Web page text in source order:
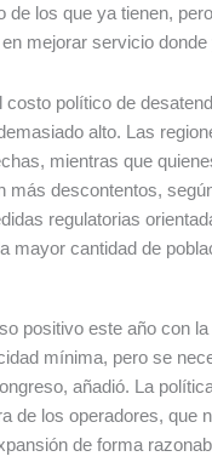
de los que ya tienen,
mejorar servicio
costo político de
alto. Las
mientras que
más descontentos,
regulatorias
mayor cantidad de
positivo este año con
mínima, pero se
añadió. La
de los operadores, que
de forma